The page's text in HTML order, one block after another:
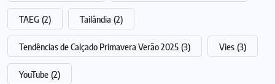
TAEG (2) Tailândia (2)
Tendências de Calçado Primavera Verão 2025 (3) Vies (3)
YouTube (2)